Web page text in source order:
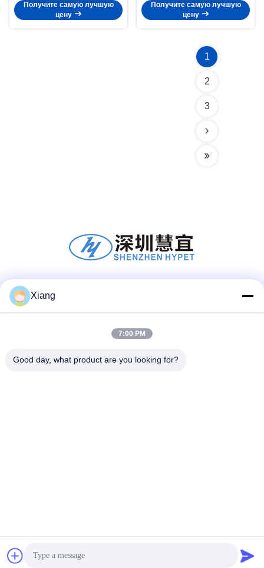
Получите самую лучшую
цену
Получите самую лучшую
цену
1
2
3
Доставщик. 2021-2026 Shenzhen HYPET Co., Ltd. Все права
Xiang
7:00 PM
Good day, what product are you looking for?